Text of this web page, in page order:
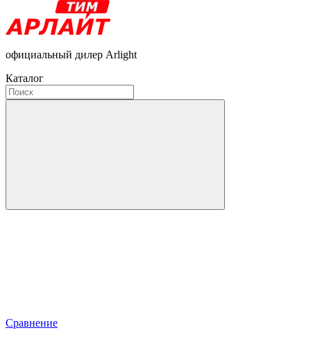
официальный дилер Arlight
Каталог
Сравнение